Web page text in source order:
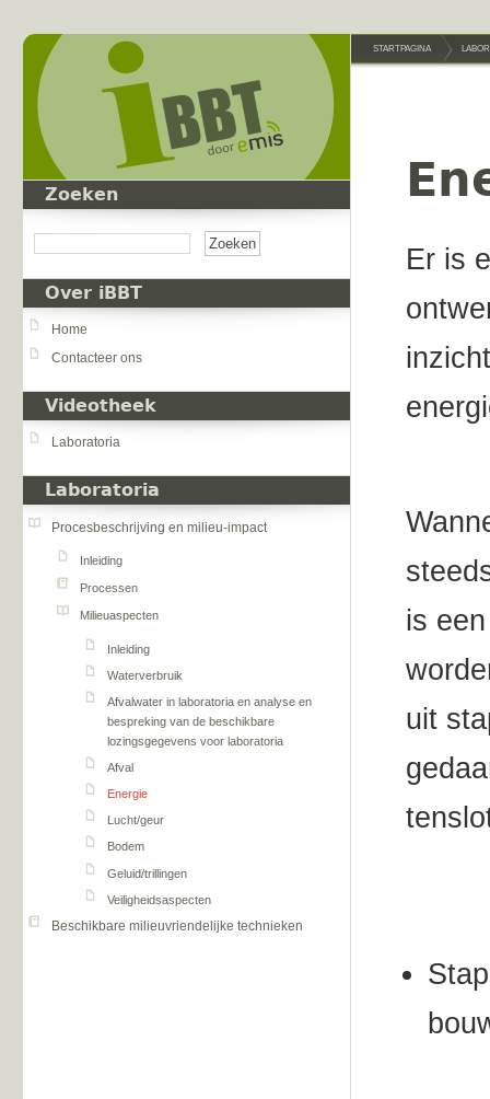
Zoeken
Over iBBT
Home
Contacteer ons
Videotheek
Laboratoria
Laboratoria
Procesbeschrijving en milieu-impact
Inleiding
Processen
Milieuaspecten
Inleiding
Waterverbruik
Afvalwater in laboratoria en analyse en
bespreking van de beschikbare
lozingsgegevens voor laboratoria
Afval
Energie
Lucht/geur
Bodem
Geluid/trillingen
Veiligheidsaspecten
Beschikbare milieuvriendelijke technieken
STARTPAGINA
Er is
is
uit